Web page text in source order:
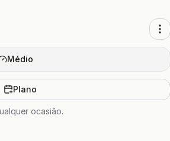
Médio
Plano
ocasião.